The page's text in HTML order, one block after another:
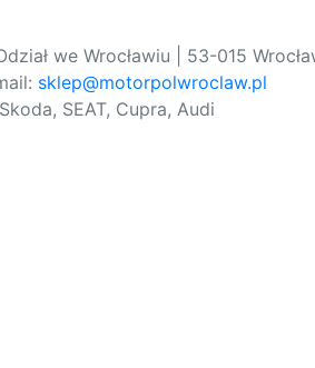
we Wrocławiu | 53-015
sklep@motorpolwroclaw.pl
SEAT, Cupra, Audi